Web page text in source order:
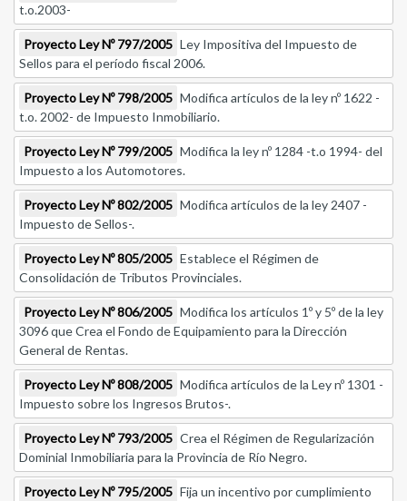
t.o.2003-
Proyecto Ley Nº 797/2005 Ley Impositiva del Impuesto de
Sellos para el período fiscal 2006.
Proyecto Ley Nº 798/2005 Modifica artículos de la ley nº 1622 -
t.o. 2002- de Impuesto Inmobiliario.
Proyecto Ley Nº 799/2005 Modifica la ley nº 1284 -t.o 1994- del
Impuesto a los Automotores.
Proyecto Ley Nº 802/2005 Modifica artículos de la ley 2407 -
Impuesto de Sellos-.
Proyecto Ley Nº 805/2005 Establece el Régimen de
Consolidación de Tributos Provinciales.
Proyecto Ley Nº 806/2005 Modifica los artículos 1º y 5º de la ley
3096 que Crea el Fondo de Equipamiento para la Dirección
General de Rentas.
Proyecto Ley Nº 808/2005 Modifica artículos de la Ley nº 1301 -
Impuesto sobre los Ingresos Brutos-.
Proyecto Ley Nº 793/2005 Crea el Régimen de Regularización
Dominial Inmobiliaria para la Provincia de Río Negro.
Proyecto Ley Nº 795/2005 Fija un incentivo por cumplimiento